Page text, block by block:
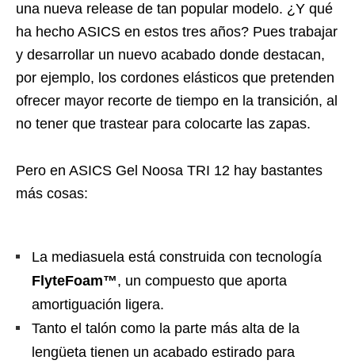
una nueva release de tan popular modelo. ¿Y qué
ha hecho ASICS en estos tres años? Pues trabajar
y desarrollar un nuevo acabado donde destacan,
por ejemplo, los cordones elásticos que pretenden
ofrecer mayor recorte de tiempo en la transición, al
no tener que trastear para colocarte las zapas.
Pero en ASICS Gel Noosa TRI 12 hay bastantes
más cosas:
La mediasuela está construida con tecnología
FlyteFoam™, un compuesto que aporta
amortiguación ligera.
Tanto el talón como la parte más alta de la
lengüeta tienen un acabado estirado para